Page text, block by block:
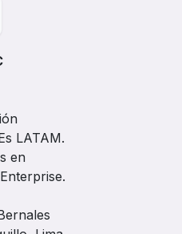
LATAM.
en